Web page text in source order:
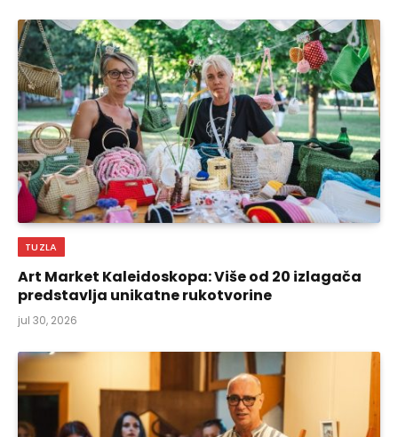
TUZLA
Art Market Kaleidoskopa: Više od 20 izlagača
predstavlja unikatne rukotvorine
jul 30, 2026